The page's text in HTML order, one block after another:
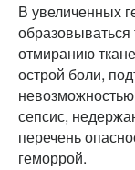
В увеличенных
образовываться
отмиранию
острой боли,
сепсис,
перечень
геморрой.